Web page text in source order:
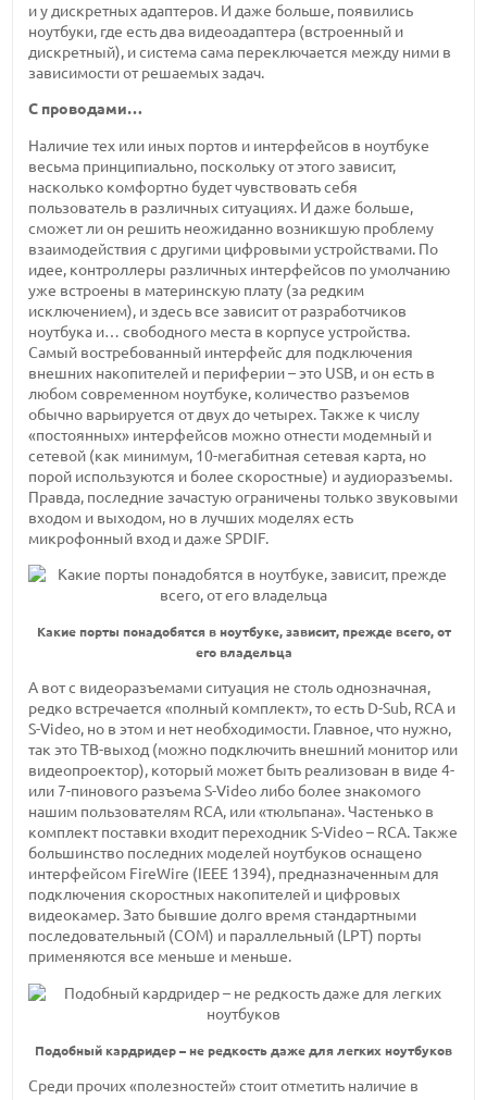
и у дискретных адаптеров. И даже больше, появились
ноутбуки, где есть два видеоадаптера (встроенный и
дискретный), и система сама переключается между ними в
зависимости от решаемых задач.
С проводами…
Наличие тех или иных портов и интерфейсов в ноутбуке
весьма принципиально, поскольку от этого зависит,
насколько комфортно будет чувствовать себя
пользователь в различных ситуациях. И даже больше,
сможет ли он решить неожиданно возникшую проблему
взаимодействия с другими цифровыми устройствами. По
идее, контроллеры различных интерфейсов по умолчанию
уже встроены в материнскую плату (за редким
исключением), и здесь все зависит от разработчиков
ноутбука и… свободного места в корпусе устройства.
Самый востребованный интерфейс для подключения
внешних накопителей и периферии – это USB, и он есть в
любом современном ноутбуке, количество разъемов
обычно варьируется от двух до четырех. Также к числу
«постоянных» интерфейсов можно отнести модемный и
сетевой (как минимум, 10-мегабитная сетевая карта, но
порой используются и более скоростные) и аудиоразъемы.
Правда, последние зачастую ограничены только звуковыми
входом и выходом, но в лучших моделях есть
микрофонный вход и даже SPDIF.
Какие порты понадобятся в ноутбуке, зависит, прежде всего, от
его владельца
А вот с видеоразъемами ситуация не столь однозначная,
редко встречается «полный комплект», то есть D-Sub, RCA и
S-Video, но в этом и нет необходимости. Главное, что нужно,
так это ТВ-выход (можно подключить внешний монитор или
видеопроектор), который может быть реализован в виде 4-
или 7-пинового разъема S-Video либо более знакомого
нашим пользователям RCA, или «тюльпана». Частенько в
комплект поставки входит переходник S-Video – RCA. Также
большинство последних моделей ноутбуков оснащено
интерфейсом FireWire (IEEE 1394), предназначенным для
подключения скоростных накопителей и цифровых
видеокамер. Зато бывшие долго время стандартными
последовательный (COM) и параллельный (LPT) порты
применяются все меньше и меньше.
Подобный кардридер – не редкость даже для легких ноутбуков
Среди прочих «полезностей» стоит отметить наличие в